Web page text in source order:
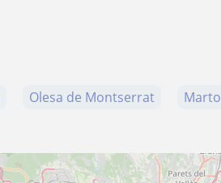
Olesa de Montserrat